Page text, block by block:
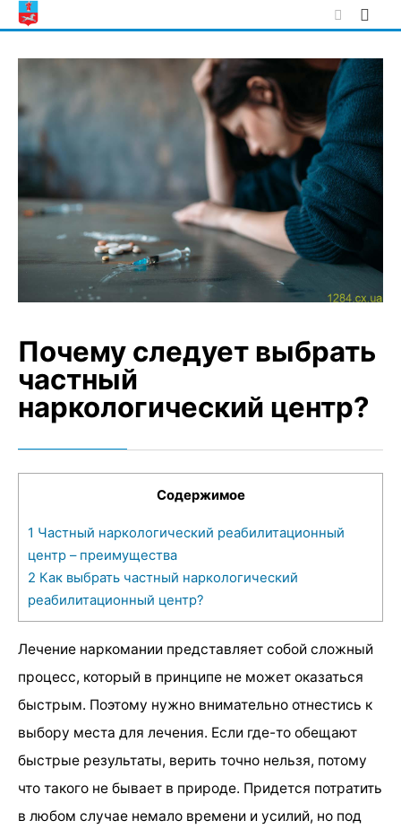
Skip
to
Почему следует выбрать
частный
наркологический центр?
Содержимое
1 Частный наркологический реабилитационный
центр – преимущества
2 Как выбрать частный наркологический
реабилитационный центр?
Лечение наркомании представляет собой сложный
процесс, который в принципе не может оказаться
быстрым. Поэтому нужно внимательно отнестись к
выбору места для лечения. Если где-то обещают
быстрые результаты, верить точно нельзя, потому
что такого не бывает в природе. Придется потратить
в любом случае немало времени и усилий, но под